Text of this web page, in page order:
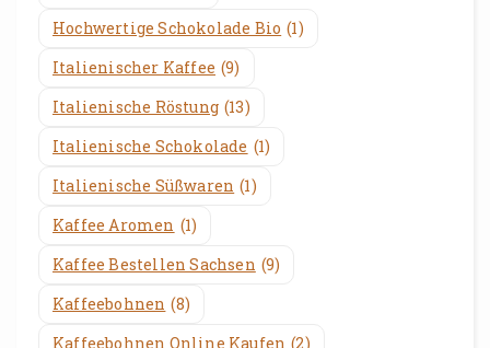
Hochwertige Schokolade Bio (1)
Italienischer Kaffee (9)
Italienische Röstung (13)
Italienische Schokolade (1)
Italienische Süßwaren (1)
Kaffee Aromen (1)
Kaffee Bestellen Sachsen (9)
Kaffeebohnen (8)
Kaffeebohnen Online Kaufen (2)